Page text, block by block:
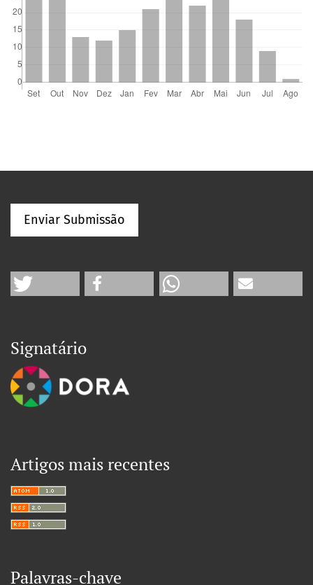
Enviar Submissão
Signatário
Artigos mais recentes
Palavras-chave